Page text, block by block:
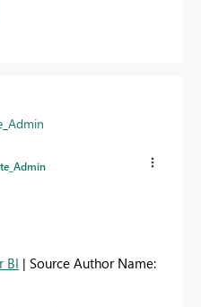
BI | Source Author Name: